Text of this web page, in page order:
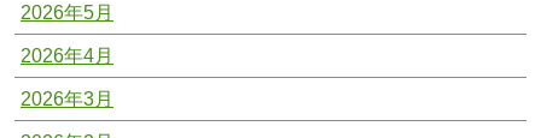
2026年5月
2026年4月
2026年3月